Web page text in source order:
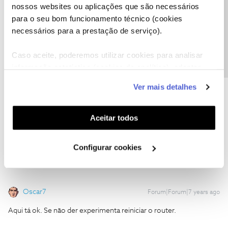
nossos websites ou aplicações que são necessários
para o seu bom funcionamento técnico (cookies
necessários para a prestação de serviço).
Caso aceite, poderemos utilizar cookies para analisar
funcionalidades (cookies de personalização e
funcionalidade) e adaptar anúncios aos seus interesses
(cookies de publicidade personalizada). Pode gerir a
utilização dos cookies clicando em "Configurar
Ver mais detalhes
Aceitar todos
Configurar cookies
Obrigado fiz reset e aparentemente esta resolvido o problema
2 pessoas gostaram
Forum|Forum|7 years ago
Boa tarde
Alguem sabe de problemas com rede fixa novamente ?
Oscar7 Forum|Forum|7 years ago
Aqui tá ok. Se não der experimenta reiniciar o router.